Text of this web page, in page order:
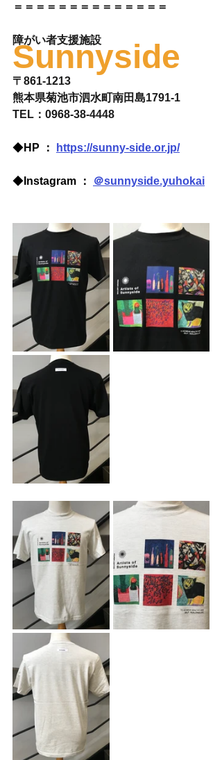
＝＝＝＝＝＝＝＝＝＝＝＝＝＝
障がい者支援施設
Sunnyside
〒861-1213
熊本県菊池市泗水町南田島1791-1
TEL：0968-38-4448
◆HP ： https://sunny-side.or.jp/
◆ Instagram ： ＠sunnyside.yuhokai